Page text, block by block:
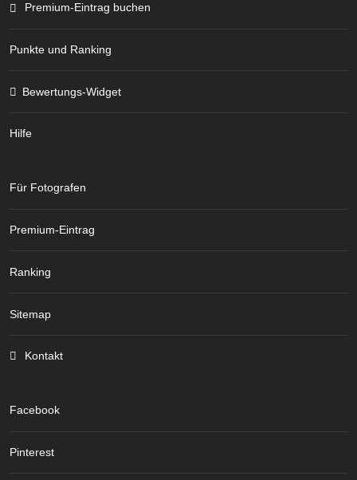
Premium-Eintrag buchen
Punkte und Ranking
Bewertungs-Widget
Hilfe
Für Fotografen
Premium-Eintrag
Ranking
Sitemap
Kontakt
Facebook
Pinterest